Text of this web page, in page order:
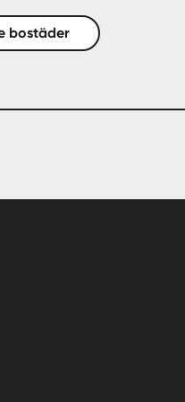
skidbackar, längdspår,
med restaurang och
bostäder